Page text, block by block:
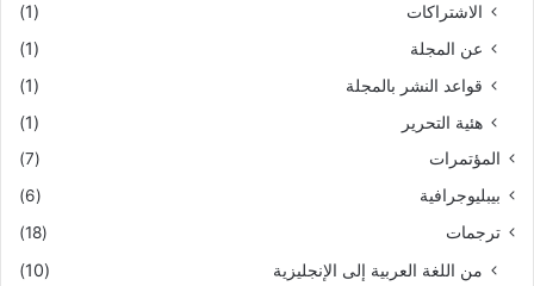
الاشتراكات
(1)
عن المجلة
(1)
قواعد النشر بالمجلة
(1)
هئية التحرير
(1)
المؤتمرات
(7)
بيبليوجرافية
(6)
ترجمات
(18)
من اللغة العربية إلى الإنجليزية
(10)